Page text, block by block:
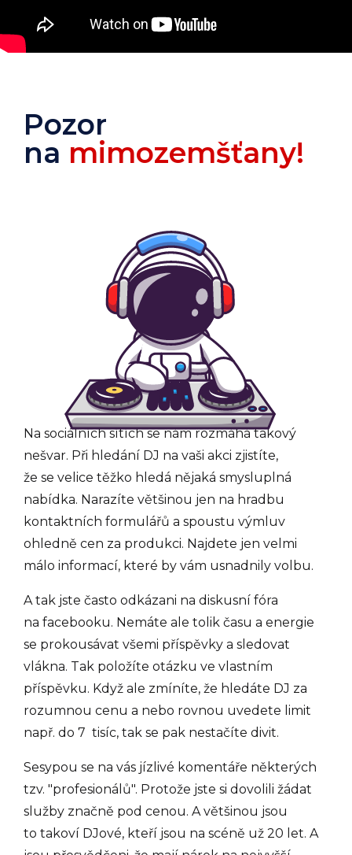
Pozor
na mimozemšťany!
Na sociálních sítích se nám rozmáhá takový
nešvar. Při hledání DJ na vaši akci zjistíte,
že se velice těžko hledá nějaká smysluplná
nabídka. Narazíte většinou jen na hradbu
kontaktních formulářů a spoustu výmluv
ohledně cen za produkci. Najdete jen velmi
málo informací, které by vám usnadnily volbu.
A tak jste často odkázani na diskusní fóra
na facebooku. Nemáte ale tolik času a energie
se prokousávat všemi příspěvky a sledovat
vlákna. Tak položíte otázku ve vlastním
příspěvku. Když ale zmíníte, že hledáte DJ za
rozumnou cenu a nebo rovnou uvedete limit
např. do 7 tisíc, tak se pak nestačíte divit.
Sesypou se na vás jízlivé komentáře některých
tzv. "profesionálů". Protože jste si dovolili žádat
služby značně pod cenou. A většinou jsou
to takoví DJové, kteří jsou na scéně už 20 let. A